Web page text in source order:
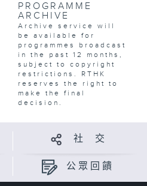
PROGRAMME
ARCHIVE
Archive service will
be available for
programmes broadcast
in the past 12 months,
subject to copyright
restrictions. RTHK
reserves the right to
make the final
decision.
社 交
公眾回饋